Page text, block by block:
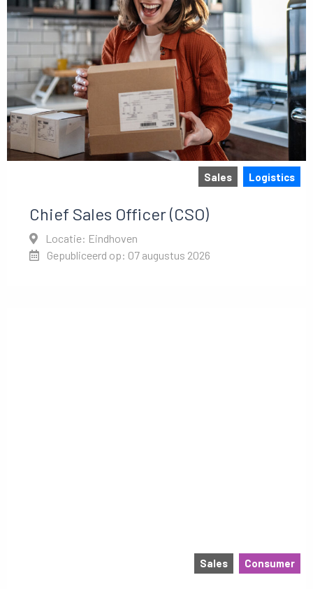
Sales Logistics
Chief Sales Officer (CSO)
Locatie: Eindhoven
Gepubliceerd op: 07 augustus 2026
Sales Consumer